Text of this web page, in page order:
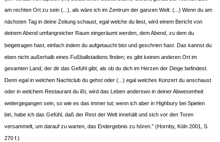
am rechten Ort zu sein (...), als wäre ich im Zentrum der ganzen Welt. (...) Wenn du am
nächsten Tag in deine Zeitung schaust, egal welche du liest, wird einem Bericht von
deinem Abend umfangreicher Raum eingeräumt werden, dem Abend, zu dem du
beigetragen hast, einfach indem du aufgetaucht bist und geschrien hast. Das kannst du
eben nicht außerhalb eines Fußballstadions finden; es gibt keinen anderen Ort im
gesamten Land, der dir das Gefühl gibt, als ob du dich im Herzen der Dinge befindest.
Denn egal in welchen Nachtclub du gehst oder (...) egal welches Konzert du anschaust
oder in welchem Restaurant du ißt, wird das Leben anderswo in deiner Abwesenheit
weitergegangen sein, so wie es das immer tut; wenn ich aber in Highbury bei Spielen
bin, habe ich das Gefühl, daß der Rest der Welt innehält und sich vor den Toren
versammelt, um darauf zu warten, das Endergebnis zu hören." (Hornby, Köln 2001, S.
270 f.)